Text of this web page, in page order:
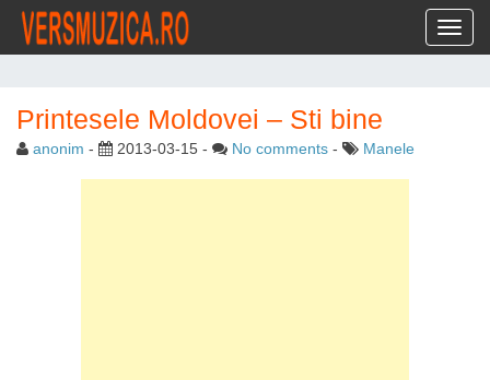
Printesele Moldovei – Sti bine
anonim - 2013-03-15 - No comments - Manele